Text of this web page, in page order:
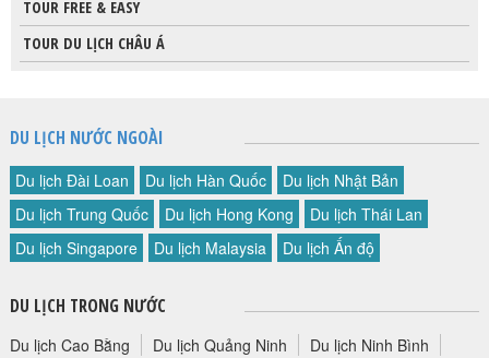
TOUR FREE & EASY
TOUR DU LỊCH CHÂU Á
DU LỊCH NƯỚC NGOÀI
Du lịch Đài Loan Du lịch Hàn Quốc
Du lịch Nhật Bản
Du lịch Trung Quốc
Du lịch Hong Kong
Du lịch Thái Lan
Du lịch Singapore
Du lịch Malaysia Du lịch Ấn độ
DU LỊCH TRONG NƯỚC
Du lịch Cao Bằng Du lịch Quảng Ninh
Du lịch Ninh Bình